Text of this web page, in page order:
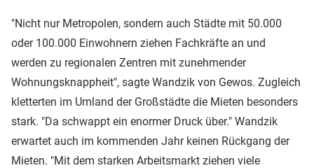
"Nicht nur Metropolen, sondern auch Städte mit 50.000
oder 100.000 Einwohnern ziehen Fachkräfte an und
werden zu regionalen Zentren mit zunehmender
Wohnungsknappheit", sagte Wandzik von Gewos. Zugleich
kletterten im Umland der Großstädte die Mieten besonders
stark. "Da schwappt ein enormer Druck über." Wandzik
erwartet auch im kommenden Jahr keinen Rückgang der
Mieten. "Mit dem starken Arbeitsmarkt ziehen viele